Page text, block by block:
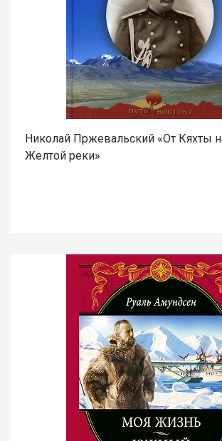
Николай Пржевальский «От Кяхты
Желтой реки»